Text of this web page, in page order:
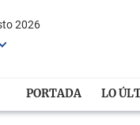
2026
PORTADA LO